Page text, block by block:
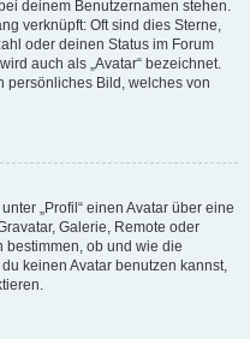
deinem Benutzernamen stehen.
verknüpft: Oft sind dies Sterne,
oder deinen Status im Forum
auch als „Avatar“ bezeichnet.
persönliches Bild, welches von
„Profil“ einen Avatar über eine
Galerie, Remote oder
bestimmen, ob und wie die
keinen Avatar benutzen kannst,